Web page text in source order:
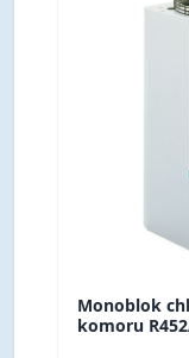
Monoblok